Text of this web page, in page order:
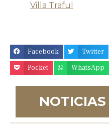
Villa Traful
Facebook Twitter
Pocket
WhatsApp
NOTICIAS